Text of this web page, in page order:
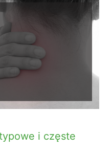
i częste